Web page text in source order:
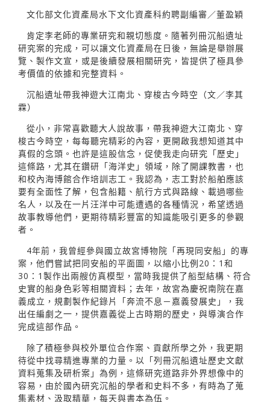
文化部文化資產局水下文化資產科約聘副編審／董盈穎
肯定李老師的專業研究和親切態度。隨著列冊沉船遺址
研究案的完成，可以讓文化資產局在日後，無論是舉辦展
覽、製作文宣，或是後續發展相關研究，皆提供了極具參
考價值的依據和完整資料。
沉船遺址帶我神遊大江南北、穿梭古今時空（文／李其
霖）
從小，非常喜歡聽大人說故事，帶我神遊大江南北、穿
梭古今時空，每每聽完精彩的內容，更開啟我想知道其中
真假的念頭。也許是這股信念，促使我走向研究「歷史」
這條路，尤其在鑽研「海洋史」領域，除了開課教書，也
和校內海博館合作培訓志工。我認為，志工對於船舶應該
要有全面性了解，包含船籍、航行方式與路線、載過哪些
名人，以及在一片汪洋中可能遭遇的各種情況，希望透過
故事教導他們，更期待精彩豐富的知識能吸引更多的參觀
者。
4年前，我曾經參與國立故宮博物院「再現同安船」的專
案，他們嘗試把同安船的平面圖，以縮小比例20：1和
30：1製作出兩艘仿真模型，當時我提供了船型結構、符合
史實的船身色彩等相關資料；去年，故宮為慶祝南院在嘉
義成立，規劃製作紀錄片「奔流不息－嘉義發展史」，我
出任編劇之一，提供嘉義從上古時期的歷史，與導演合作
完成這部作品。
除了積極參與校外單位合作案、貢獻所學之外，我更期
待從中找尋精進專業的力量。以「列冊沉船遺址歷史文獻
資料蒐集及研析案」為例，這條研究道路非外界想像中的
容易，由於國內研究沉船的學者和史料不多，有時為了蒐
集素材、汲取精華，每天與書本為伍。